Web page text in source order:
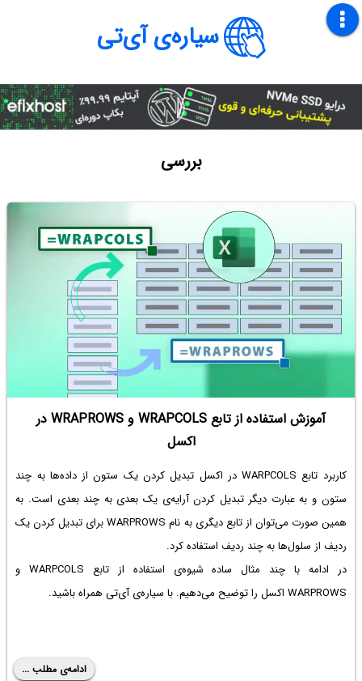
سیاره‌ی آی‌تی
بررسی
آموزش استفاده از تابع WRAPCOLS و WRAPROWS در
اکسل
کاربرد تابع WARPCOLS در اکسل تبدیل کردن یک ستون از داده‌ها به چند
ستون و به عبارت دیگر تبدیل کردن آرایه‌ی یک بعدی به چند بعدی است. به
همین صورت می‌توان از تابع دیگری به نام WARPROWS برای تبدیل کردن یک
ردیف از سلول‌ها به چند ردیف استفاده کرد.
در ادامه با چند مثال ساده شیوه‌ی استفاده از تابع WARPCOLS و
WARPROWS اکسل را توضیح می‌دهیم. با سیاره‌ی آی‌تی همراه باشید.
ادامه‌ی مطلب ...